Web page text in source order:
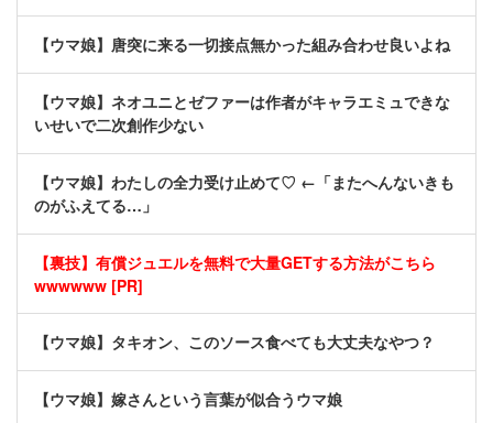
【ウマ娘】唐突に来る一切接点無かった組み合わせ良いよね
【ウマ娘】ネオユニとゼファーは作者がキャラエミュできな
いせいで二次創作少ない
【ウマ娘】わたしの全力受け止めて♡ ←「またへんないきも
のがふえてる…」
【裏技】有償ジュエルを無料で大量GETする方法がこちら
wwwwww [PR]
【ウマ娘】タキオン、このソース食べても大丈夫なやつ？
【ウマ娘】嫁さんという言葉が似合うウマ娘